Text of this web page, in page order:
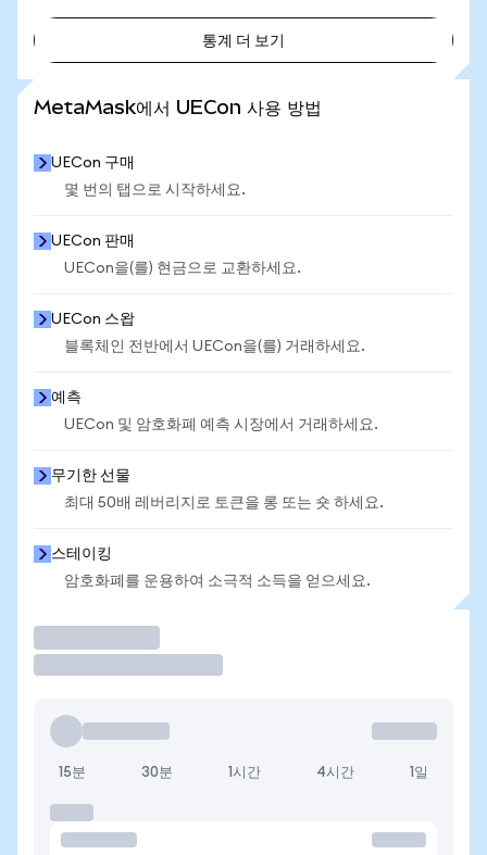
통계 더 보기
MetaMask에서 UECon 사용 방법
UECon 구매
몇 번의 탭으로 시작하세요.
UECon 판매
UECon을(를) 현금으로 교환하세요.
UECon 스왑
블록체인 전반에서 UECon을(를) 거래하세요.
예측
UECon 및 암호화폐 예측 시장에서 거래하세요.
무기한 선물
최대 50배 레버리지로 토큰을 롱 또는 숏 하세요.
스테이킹
암호화폐를 운용하여 소극적 소득을 얻으세요.
15분 30분 1시간 4시간 1일